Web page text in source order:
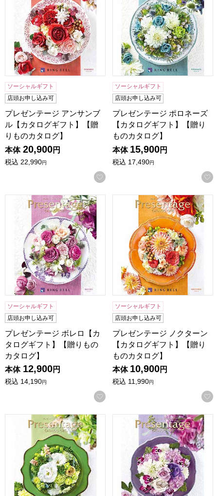
ソーシャルギフト
店頭お申し込み可
プレゼンテージ アンサンブ
ル【カタログギフト】【贈
りものカタログ】
本体 20,900円
税込 22,990円
お気に入りに登録する
ソーシャルギフト
店頭お申し込み可
プレゼンテージ ポロネーズ
【カタログギフト】【贈り
ものカタログ】
本体 15,900円
税込 17,490円
プレゼンテージ ボレロ【カタログギフト】【贈りものカタ
ソーシャルギフト
店頭お申し込み可
プレゼンテージ ボレロ【カ
タログギフト】【贈りもの
カタログ】
本体 12,900円
税込 14,190円
お気に入りに登録する
プレゼンテージ ノクターン
ソーシャルギフト
店頭お申し込み可
プレゼンテージ ノクターン
【カタログギフト】【贈り
ものカタログ】
本体 10,900円
税込 11,990円
プレゼンテージ シンフォニー【カタログギフト】【贈りも
プレゼンテージ ビオラ【カ